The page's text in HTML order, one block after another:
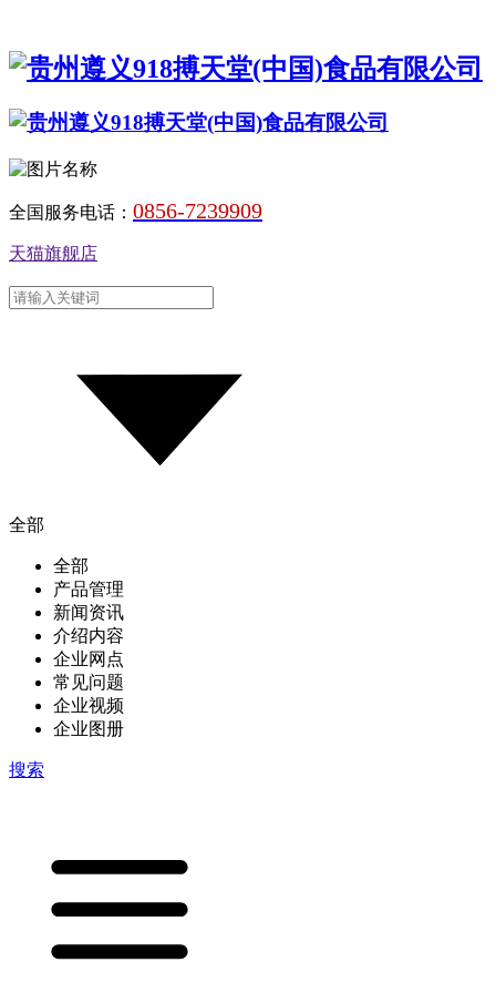
全国服务电话： 0856-7239909
天猫旗舰店
全部
全部
产品管理
新闻资讯
介绍内容
企业网点
常见问题
企业视频
企业图册
搜索